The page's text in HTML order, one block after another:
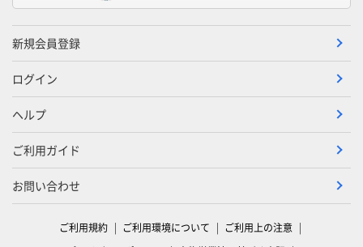
新規会員登録
ログイン
ヘルプ
ご利用ガイド
お問い合わせ
ご利用規約 ご利用環境について
ご利用上の注意